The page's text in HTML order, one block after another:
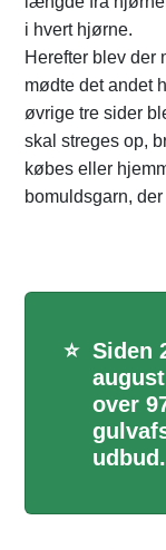
i hvert hjørne.
Herefter blev der
mødte det andet
øvrige tre sider
skal streges op,
købes eller
bomuldsgarn,
⭐ Siden
over
udbud.